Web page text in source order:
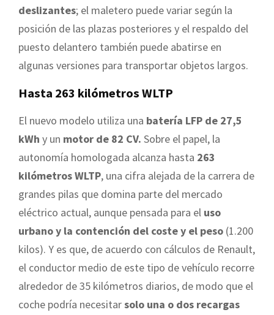
deslizantes; el maletero puede variar según la
posición de las plazas posteriores y el respaldo del
puesto delantero también puede abatirse en
algunas versiones para transportar objetos largos.
Hasta 263 kilómetros WLTP
El nuevo modelo utiliza una batería LFP de 27,5
kWh y un motor de 82 CV. Sobre el papel, la
autonomía homologada alcanza hasta 263
kilómetros WLTP, una cifra alejada de la carrera de
grandes pilas que domina parte del mercado
eléctrico actual, aunque pensada para el uso
urbano y la contención del coste y el peso (1.200
kilos). Y es que, de acuerdo con cálculos de Renault,
el conductor medio de este tipo de vehículo recorre
alrededor de 35 kilómetros diarios, de modo que el
coche podría necesitarsolo una o dos recargas